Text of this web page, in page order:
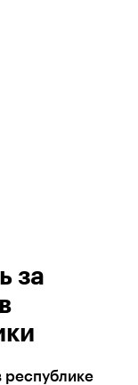
за
республике